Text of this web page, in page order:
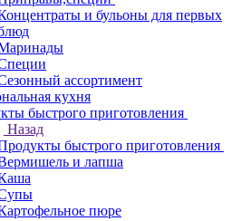
и бульоны для первых
ассортимент
кухня
быстрого приготовления
Назад
быстрого приготовления
и лапша
пюре